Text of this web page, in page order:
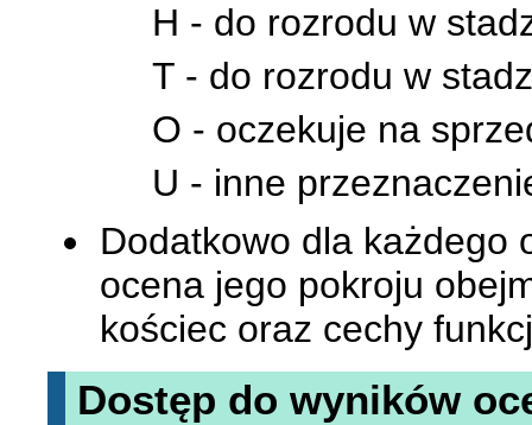
H - do rozrodu w
T - do rozrodu w
O - oczekuje na
U - inne
Dodatkowo dla każdego
ocena jego pokroju
kościec oraz cechy
Dostęp do wyników